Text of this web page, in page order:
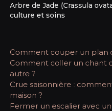
Arbre de Jade (Crassula
culture et soins
Comment couper un plan
Comment coller un chant
autre ?
Crue saisonnière :
maison ?
Fermer un escalier avec